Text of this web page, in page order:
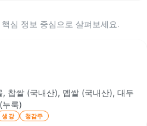
심 정보 중심으로 살펴보세요.
, 찹쌀 (국내산), 멥쌀 (국내산), 대두
누룩)
생강 청감주